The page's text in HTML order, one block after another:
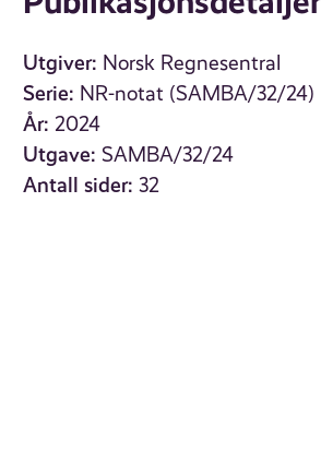
Utgiver: Norsk Regnesentral
Serie: NR-notat (SAMBA/32/24)
År: 2024
Utgave: SAMBA/32/24
Antall sider: 32